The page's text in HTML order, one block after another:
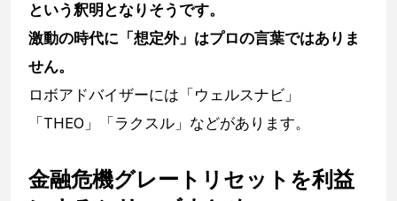
という釈明となりそうです。
激動の時代に「想定外」はプロの言葉ではありま
せん。
ロボアドバイザーには「ウェルスナビ」
「THEO」「ラクスル」などがあります。
金融危機グレートリセットを利益